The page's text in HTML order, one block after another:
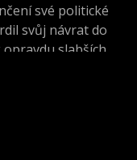
své politické
svůj návrat do
slabších
legendy.
kin jako Conan.